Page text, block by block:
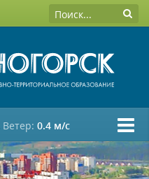
Ветер: 0.4 м/c